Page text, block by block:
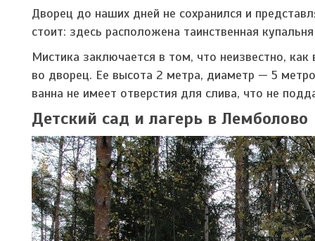
Дворец до наших дней не сохранился и
стоит: здесь расположена таинственная
Мистика заключается в том, что неизвестно,
во дворец. Ее высота 2 метра, диаметр — 5
ванна не имеет отверстия для слива, что не
Детский сад и лагерь в Лемболово